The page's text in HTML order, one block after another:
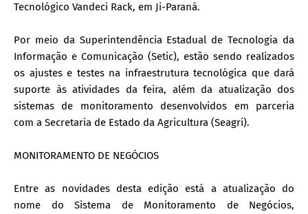
Tecnológico Vandeci Rack, em Ji-Paraná.
Por meio da Superintendência Estadual de Tecnologia da
Informação e Comunicação (Setic), estão sendo realizados
os ajustes e testes na infraestrutura tecnológica que dará
suporte às atividades da feira, além da atualização dos
sistemas de monitoramento desenvolvidos em parceria
com a Secretaria de Estado da Agricultura (Seagri).
MONITORAMENTO DE NEGÓCIOS
Entre as novidades desta edição está a atualização do
nome do Sistema de Monitoramento de Negócios,